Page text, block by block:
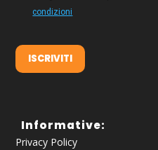
condizioni
ISCRIVITI
Informative:
Privacy Policy